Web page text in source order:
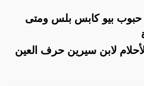
حبوب بيو كابس بلس ومتى
لابن سيرين حرف العين